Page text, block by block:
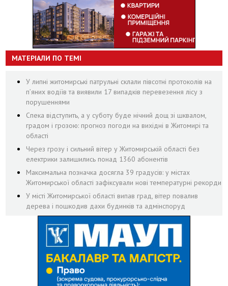
МАТЕРІАЛИ ПО ТЕМІ
У липні житомирські патрульні склали півсотні протоколів на
пʼяних водіїв та виявили 17 випадків перевезення лісу з
порушеннями
Спека відступить, а у суботу буде нічний дощ зі шквалом,
градом і грозою: прогноз погоди на вихідні в Житомирі та
області
Через грозу і сильний вітер у Житомирській області без
електрики залишились понад 1360 абонентів
Максимальна позначка досягла 39 градусів: у містах
Житомирської області зафіксували нові температурні рекорди
У місті Житомирської області випав град, вітер повалив
дерева і пошкодив дахи будинків та адмінспоруд